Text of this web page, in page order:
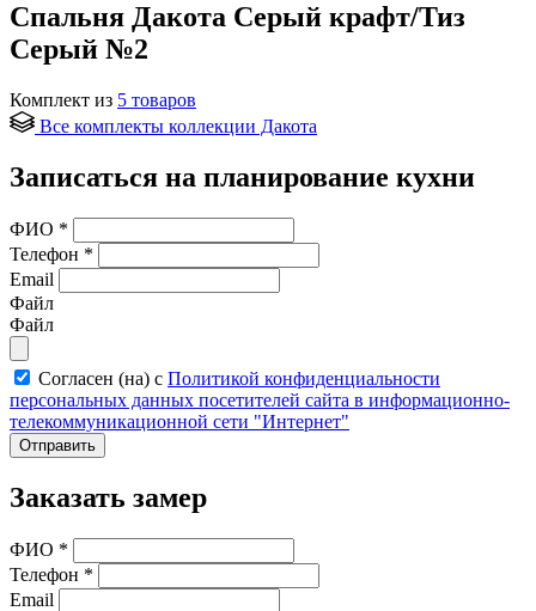
Спальня Дакота Серый крафт/Тиз
Серый №2
Комплект из 5 товаров
Все комплекты коллекции Дакота
Записаться на планирование кухни
ФИО *
Телефон *
Email
Файл
Файл
Согласен (на) с Политикой конфиденциальности
персональных данных посетителей сайта в информационно-
телекоммуникационной сети "Интернет"
Отправить
Заказать замер
ФИО *
Телефон *
Email